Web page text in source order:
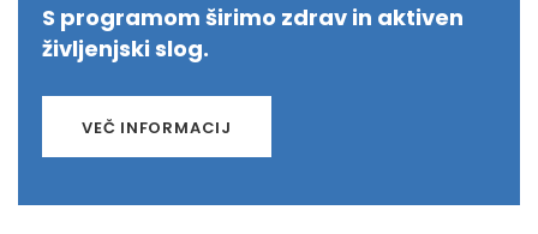
S programom širimo zdrav in aktiven
življenjski slog.
VEČ INFORMACIJ